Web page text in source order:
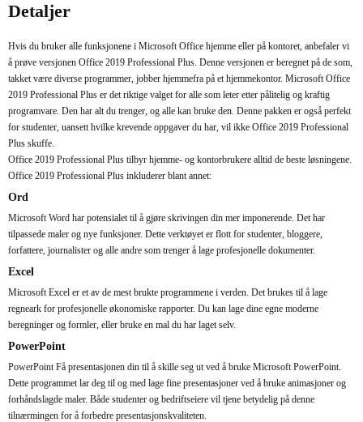
Detaljer
Hvis du bruker alle funksjonene i Microsoft Office hjemme eller på kontoret, anbefaler vi
å prøve versjonen Office 2019 Professional Plus. Denne versjonen er beregnet på de som,
takket være diverse programmer, jobber hjemmefra på et hjemmekontor. Microsoft Office
2019 Professional Plus er det riktige valget for alle som leter etter pålitelig og kraftig
programvare. Den har alt du trenger, og alle kan bruke den. Denne pakken er også perfekt
for studenter, uansett hvilke krevende oppgaver du har, vil ikke Office 2019 Professional
Plus skuffe.
Office 2019 Professional Plus tilbyr hjemme- og kontorbrukere alltid de beste løsningene.
Office 2019 Professional Plus inkluderer blant annet:
Ord
Microsoft Word har potensialet til å gjøre skrivingen din mer imponerende. Det har
tilpassede maler og nye funksjoner. Dette verktøyet er flott for studenter, bloggere,
forfattere, journalister og alle andre som trenger å lage profesjonelle dokumenter.
Excel
Microsoft Excel er et av de mest brukte programmene i verden. Det brukes til å lage
regneark for profesjonelle økonomiske rapporter. Du kan lage dine egne moderne
beregninger og formler, eller bruke en mal du har laget selv.
PowerPoint
PowerPoint Få presentasjonen din til å skille seg ut ved å bruke Microsoft PowerPoint.
Dette programmet lar deg til og med lage fine presentasjoner ved å bruke animasjoner og
forhåndslagde maler. Både studenter og bedriftseiere vil tjene betydelig på denne
tilnærmingen for å forbedre presentasjonskvaliteten.